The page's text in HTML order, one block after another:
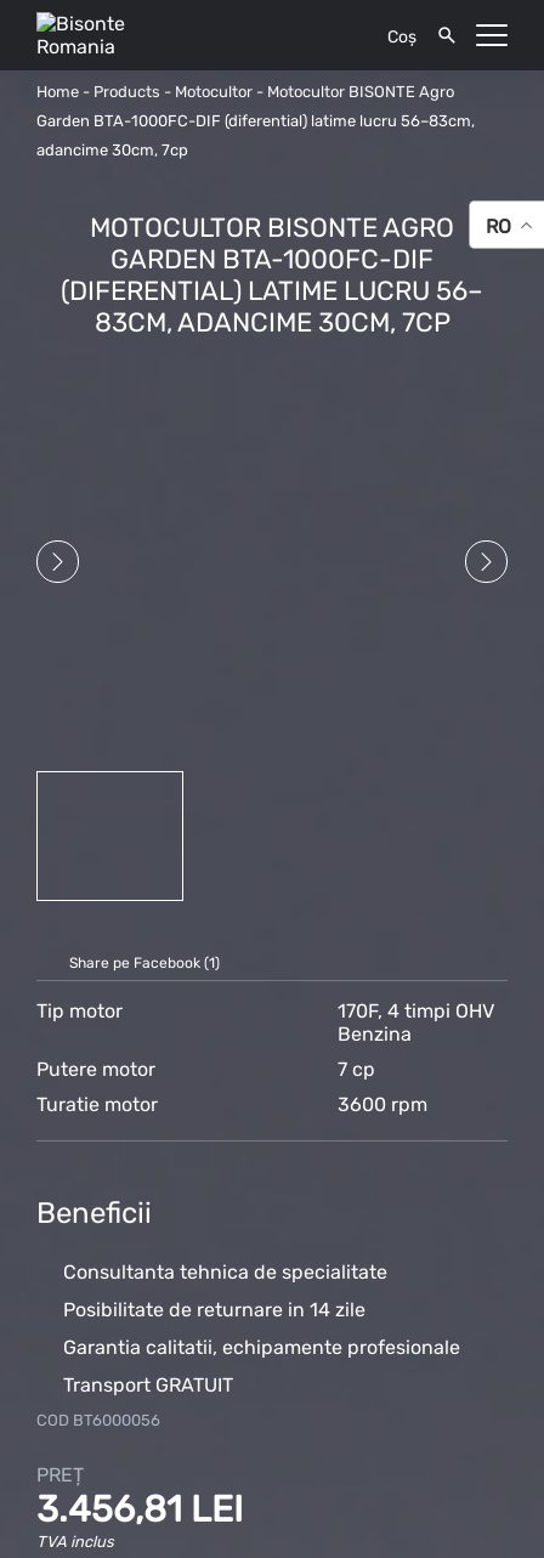
Coș
Home - Products - Motocultor - Motocultor BISONTE Agro
Garden BTA-1000FC-DIF (diferential) latime lucru 56–83cm,
adancime 30cm, 7cp
MOTOCULTOR BISONTE AGRO
GARDEN BTA-1000FC-DIF
(DIFERENTIAL) LATIME LUCRU 56–
83CM, ADANCIME 30CM, 7CP
Share pe Facebook (1)
Tip motor
170F, 4 timpi OHV
Benzina
Putere motor
7 cp
Turatie motor
3600 rpm
Beneficii
Consultanta tehnica de specialitate
Posibilitate de returnare in 14 zile
Garantia calitatii, echipamente profesionale
Transport GRATUIT
COD BT6000056
PREȚ
3.456,81 LEI
TVA inclus
RO